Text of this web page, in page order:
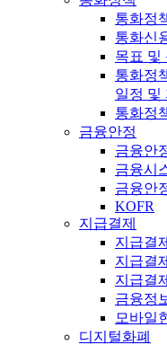
통화정
통화신
목표 및
통화정
일정 및
통화정
금융안정
금융안
금융시
금융안
KOFR
지급결제
지급결
지급결
지급결
금융정
모바일
디지털화폐